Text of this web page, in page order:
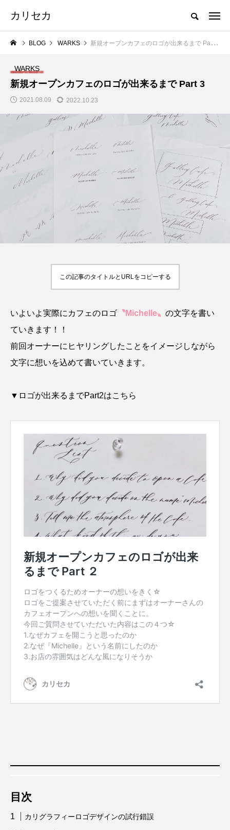
カリセカ
BLOG WARKS 新規オープンカフェのロゴが出来るまで Part 3
WARKS
新規オープンカフェのロゴが出来るまで Part 3
2021.08.09 2022.10.23
この記事のタイトルとURLをコピーする
いよいよ実際にカフェのロゴ 〝Michelle〟 の文字を書い
ていきます！！
前回オーナーにヒヤリングしたことをイメージしながら
文字に想いを込めて書いていきます。
▼ロゴが出来るまでPart2はこちら
目次
カリグラフィーロゴデザインの試行錯誤